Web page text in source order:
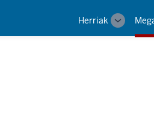
Main
navigation
Herriak
Toggle
sub-